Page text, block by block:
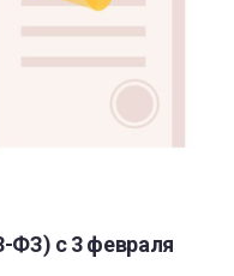
ФЗ) c 3 февраля